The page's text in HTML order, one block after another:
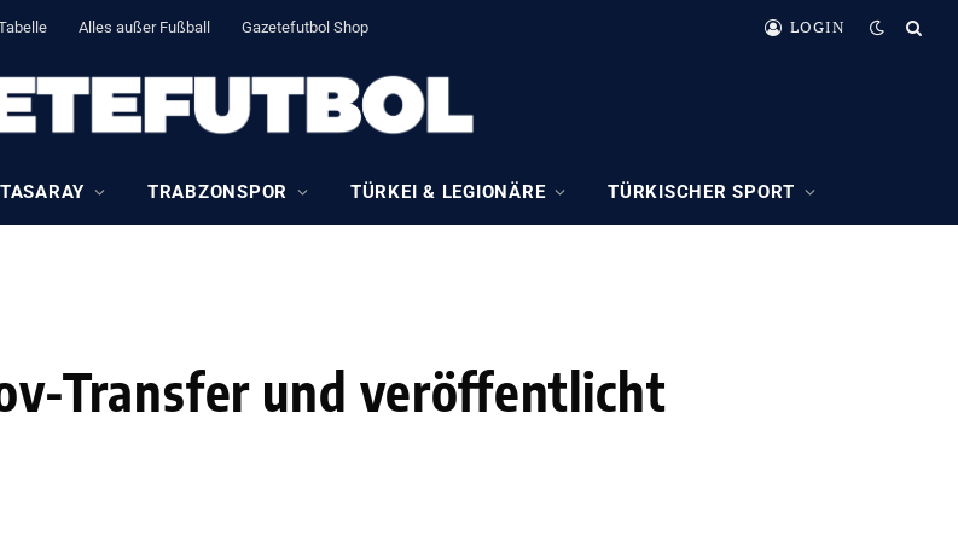
Alles außer Fußball Gazetefutbol Shop LOGIN
TRABZONSPOR TÜRKEI & LEGIONÄRE TÜRKISCHER SPORT
Transfer und veröffentlicht